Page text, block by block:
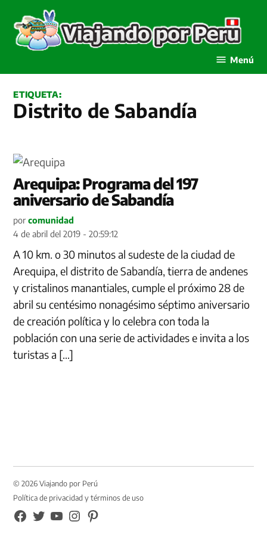
contenido
Menú
ETIQUETA:
Distrito de Sabandía
Arequipa: Programa del 197
aniversario de Sabandía
por comunidad
4 de abril del 2019 - 20:59:12
A 10 km. o 30 minutos al sudeste de la ciudad de
Arequipa, el distrito de Sabandía, tierra de andenes
y cristalinos manantiales, cumple el próximo 28 de
abril su centésimo nonagésimo séptimo aniversario
de creación política y lo celebra con toda la
población con una serie de actividades e invita a los
turistas a […]
© 2026 Viajando por Perú
Política de privacidad y términos de uso
FB
TW YouTubeInstagramPinterest